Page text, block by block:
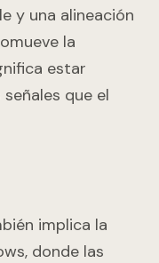
y una alineación
la
estar
que el
implica la
donde las